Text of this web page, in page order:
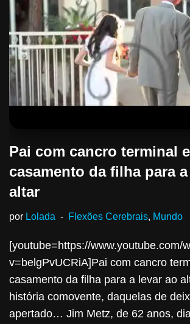
Pai com cancro terminal
casamento da filha para
altar
por Lolada Flexões Cerebrais, Mundo
[youtube=https://www.youtube.com/
v=belgPvUCRiA]Pai com cancro
casamento da filha para a levar ao
história comovente, daquelas de
apertado… Jim Metz, de 62 anos,